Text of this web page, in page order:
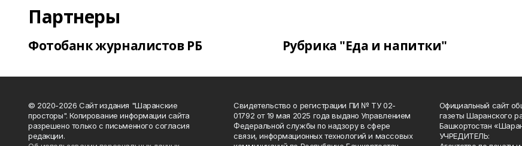
Партнеры
Фотобанк журналистов РБ Рубрика "Еда и напитки"
© 2020-2026 Сайт издания "Шаранские
просторы". Копирование информации сайта
разрешено только с письменного согласия
редакции.
Свидетельство о регистрации ПИ № ТУ 02-
01792 от 19 мая 2025 года выдано Управлением
Федеральной службы по надзору в сфере
связи, информационных технологий и массовых
Официальный сайт
газеты Шаранского
Башкортостан
УЧРЕДИТЕЛЬ: